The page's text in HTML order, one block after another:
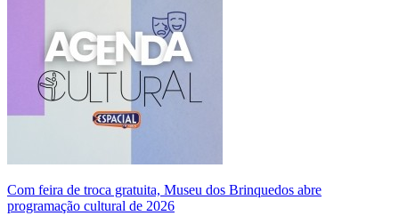
Com feira de troca gratuita, Museu dos Brinquedos abre
programação cultural de 2026